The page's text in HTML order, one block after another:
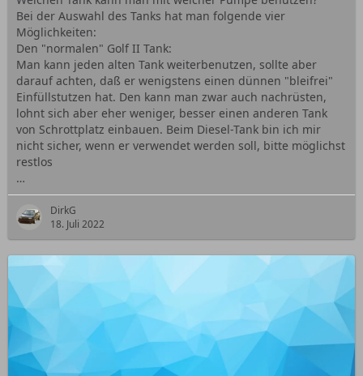
Bei der Auswahl des Tanks hat man folgende vier
Möglichkeiten:
Den "normalen" Golf II Tank:
Man kann jeden alten Tank weiterbenutzen, sollte aber
darauf achten, daß er wenigstens einen dünnen "bleifrei"
Einfüllstutzen hat. Den kann man zwar auch nachrüsten,
lohnt sich aber eher weniger, besser einen anderen Tank
von Schrottplatz einbauen. Beim Diesel-Tank bin ich mir
nicht sicher, wenn er verwendet werden soll, bitte möglichst
restlos
…
DirkG
18. Juli 2022